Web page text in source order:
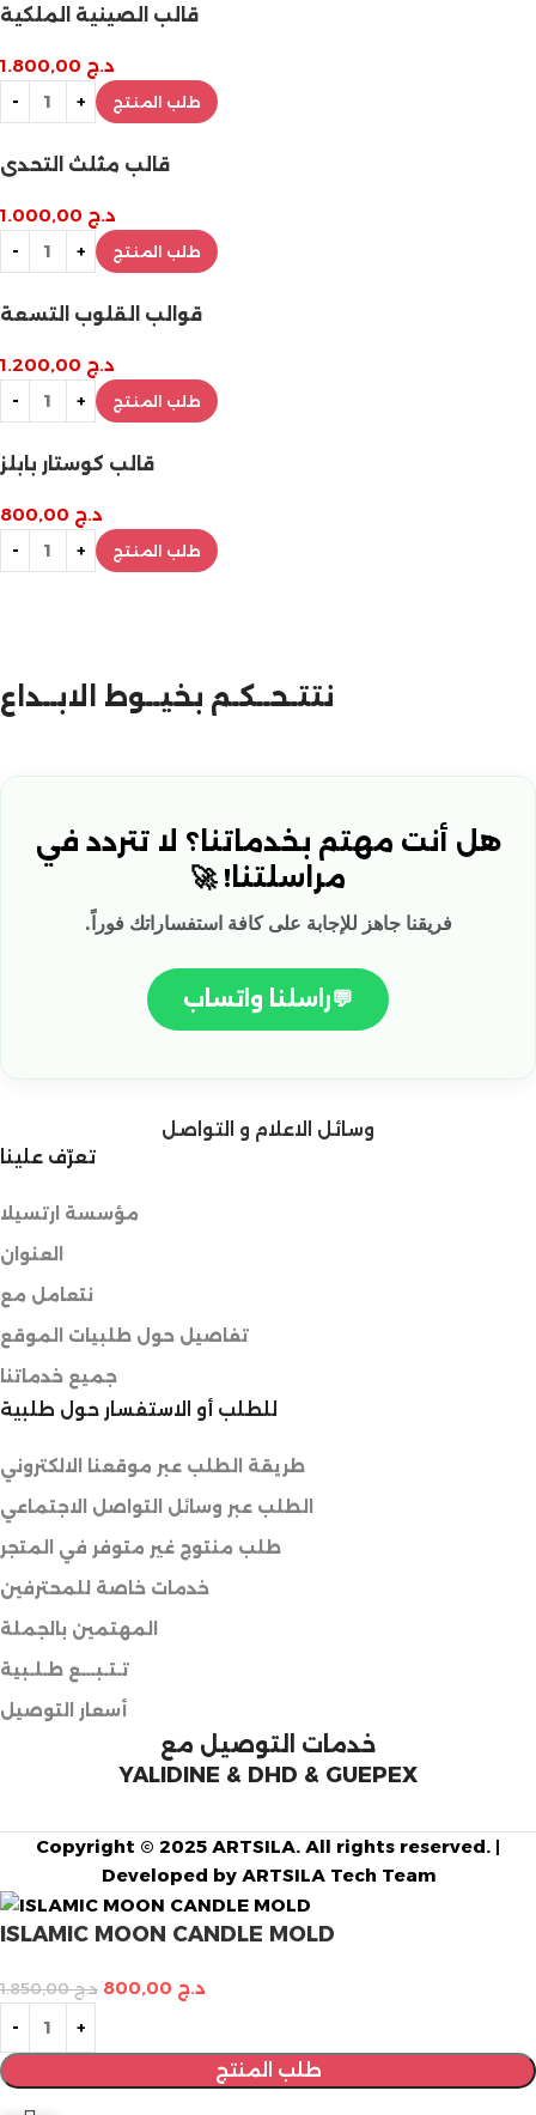
قالب الصينية الملكية
د.ج
طلب المنتج
قالب مثلث التحدي
د.ج
طلب المنتج
قوالب القلوب التسعة
د.ج
طلب المنتج
قالب كوستار بابلز
د.ج
طلب المنتج
نتتـحــكـم بخيــوط الابــداع
هل أنت مهتم بخدماتنا؟ لا تتردد في
مراسلتنا! 🚀
فريقنا جاهز للإجابة على كافة استفساراتك فوراً.
💬راسلنا واتساب
وسائل الاعلام و التواصل
تعرّف علينا
مؤسسة ارتسيلا
العنوان
نتعامل مع
تفاصيل حول طلبيات الموقع
جميع خدماتنا
للطلب أو الاستفسار حول طلبية
طريقة الطلب عبر موقعنا الالكتروني
الطلب عبر وسائل التواصل الاجتماعي
طلب منتوج غير متوفر في المتجر
خدمات خاصة للمحترفين
المهتمين بالجملة
تـتـبـــع طـلـبية
أسعار التوصيل
خدمات التوصيل مع
YALIDINE & DHD & GUEPEX
Copyright © 2025 ARTSILA. All rights reserved. |
Developed by ARTSILA Tech Team
ISLAMIC MOON CANDLE MOLD
د.ج1.850,00 د.ج
طلب المنتج